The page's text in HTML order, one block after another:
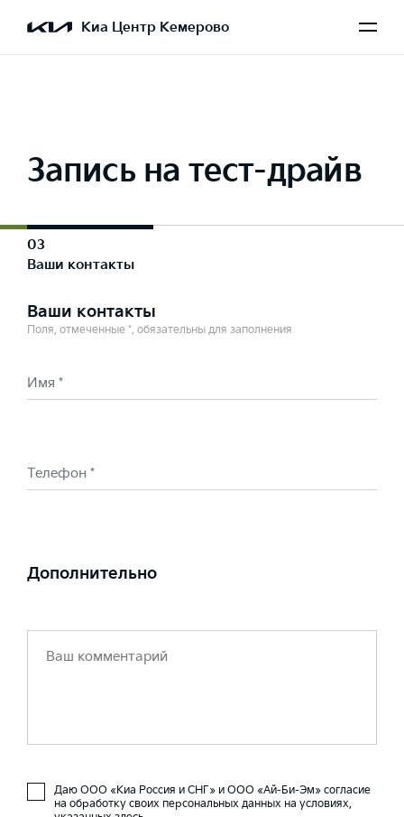
Киа Центр Кемерово
Запись на тест-драйв
03
Ваши контакты
Выбран Sorento
Ваши контакты
Поля, отмеченные *, обязательны для заполнения
Имя *
Телефон *
Дополнительно
Даю ООО «Киа Россия и СНГ» и ООО «Ай-Би-Эм» согласие
на обработку своих персональных данных на условиях,